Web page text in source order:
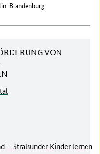
Brandenburg
VON
– Stralsunder Kinder lernen